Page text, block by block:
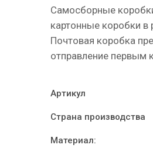
Самосборные
картонные коробки в
Почтовая коробка
отправление первым
Артикул
Страна производства
Материал: